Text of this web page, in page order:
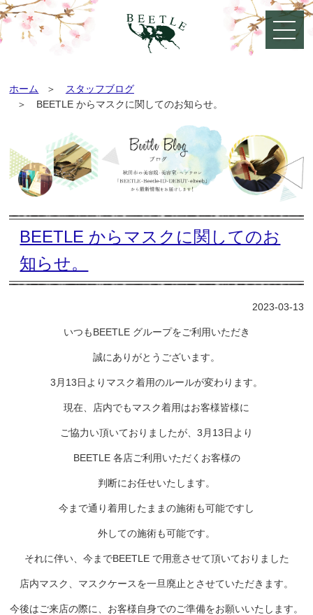
ホーム
スタッフブログ
BEETLE からマスクに関してのお知らせ。
BEETLE からマスクに関してのお
知らせ。
2023-03-13
いつもBEETLE グループをご利用いただき
誠にありがとうございます。
3月13日よりマスク着用のルールが変わります。
現在、店内でもマスク着用はお客様皆様に
ご協力い頂いておりましたが、3月13日より
BEETLE 各店ご利用いただくお客様の
判断にお任せいたします。
今まで通り着用したままの施術も可能ですし
外しての施術も可能です。
それに伴い、今までBEETLE で用意させて頂いておりました
店内マスク、マスクケースを一旦廃止とさせていただきます。
今後はご来店の際に、お客様自身でのご準備をお願いいたします。